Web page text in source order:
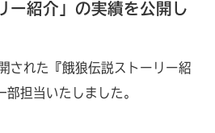
ー紹介」の実績を公開し
れた『餓狼伝説ストーリー紹
担当いたしました。